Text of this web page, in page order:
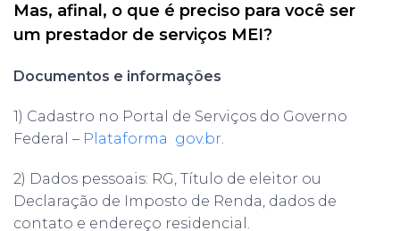
Mas, afinal, o que é preciso para você ser
um prestador de serviços MEI?
Documentos e informações
1) Cadastro no Portal de Serviços do Governo
Federal – Plataforma gov.br.
2) Dados pessoais: RG, Título de eleitor ou
Declaração de Imposto de Renda, dados de
contato e endereço residencial.